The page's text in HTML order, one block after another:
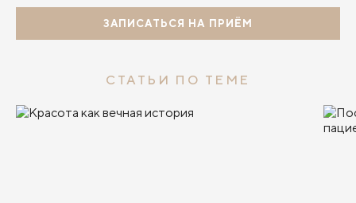
ЗАПИСАТЬСЯ НА ПРИЁМ
СТАТЬИ ПО ТЕМЕ